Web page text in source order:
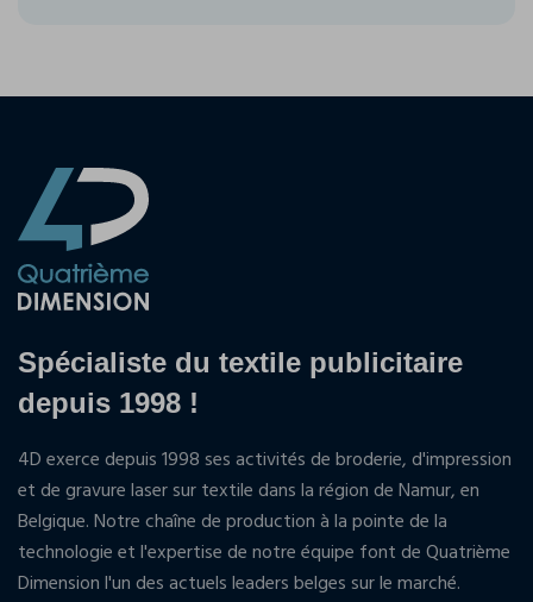
Spécialiste du textile publicitaire
depuis 1998 !
4D exerce depuis 1998 ses activités de broderie, d'impression
et de gravure laser sur textile dans la région de Namur, en
Belgique. Notre chaîne de production à la pointe de la
technologie et l'expertise de notre équipe font de Quatrième
Dimension l'un des actuels leaders belges sur le marché.